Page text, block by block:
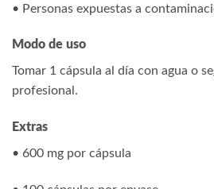
• Personas expuestas a
Modo de uso
Tomar 1 cápsula al día con agua o
profesional.
Extras
• 600 mg por cápsula